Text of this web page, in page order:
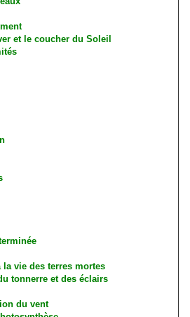
et le coucher du Soleil
vie des terres mortes
tonnerre et des éclairs
du vent